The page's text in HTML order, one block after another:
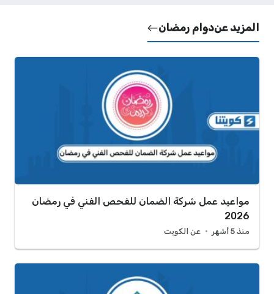
المزيد عندوام رمضان
مواعيد عمل شركة الضمان للفحص الفني في رمضان
2026
منذ 5 أشهر عن الكويت